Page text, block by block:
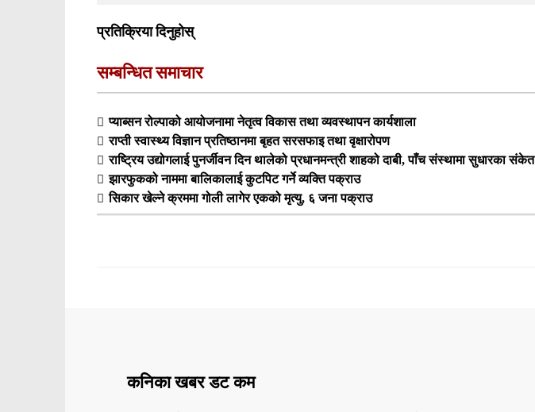
प्रतिक्रिया दिनुहोस्
सम्बन्धित समाचार
प्याब्सन रोल्पाको आयोजनामा नेतृत्व विकास तथा व्यवस्थापन कार्यशाला
राप्ती स्वास्थ्य विज्ञान प्रतिष्ठानमा बृहत सरसफाइ तथा वृक्षारोपण
राष्ट्रिय उद्योगलाई पुनर्जीवन दिन थालेको प्रधानमन्त्री शाहको दाबी, पाँच संस्थामा सुधारका संकेत
झारफुकको नाममा बालिकालाई कुटपिट गर्ने व्यक्ति पक्राउ
सिकार खेल्ने क्रममा गोली लागेर एकको मृत्यु, ६ जना पक्राउ
कनिका खबर डट कम